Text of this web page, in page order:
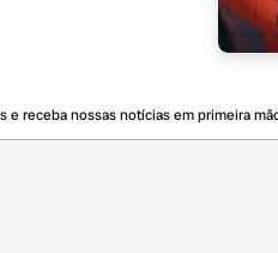
e receba nossas notícias em primeira